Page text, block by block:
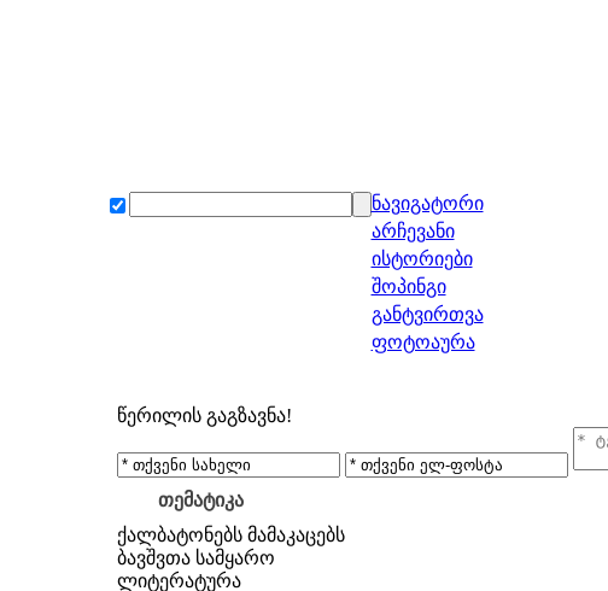
ნავიგატორი
არჩევანი
ისტორიები
შოპინგი
განტვირთვა
ფოტოაურა
წერილის გაგზავნა!
თემატიკა
ქალბატონებს მამაკაცებს
ბავშვთა სამყარო
ლიტერატურა